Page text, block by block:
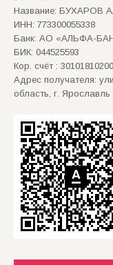
Название: БУХАРОВ
ИНН: 773300055338
Банк: АО «АЛЬФА-
БИК: 044525593
Кор. счёт :
Адрес получателя:
область, г. Ярославль